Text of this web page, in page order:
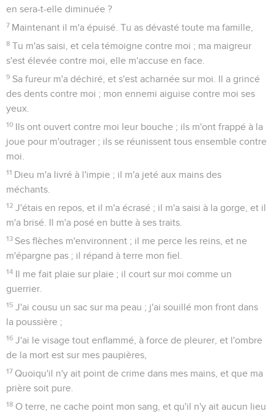
en sera-t-elle diminuée ?
7 Maintenant il m'a épuisé. Tu as dévasté toute ma famille,
8 Tu m'as saisi, et cela témoigne contre moi ; ma maigreur
s'est élevée contre moi, elle m'accuse en face.
9 Sa fureur m'a déchiré, et s'est acharnée sur moi. Il a grincé
des dents contre moi ; mon ennemi aiguise contre moi ses
yeux.
10 Ils ont ouvert contre moi leur bouche ; ils m'ont frappé à la
joue pour m'outrager ; ils se réunissent tous ensemble contre
moi.
11 Dieu m'a livré à l'impie ; il m'a jeté aux mains des
méchants.
12 J'étais en repos, et il m'a écrasé ; il m'a saisi à la gorge, et il
m'a brisé. Il m'a posé en butte à ses traits.
13 Ses flèches m'environnent ; il me perce les reins, et ne
m'épargne pas ; il répand à terre mon fiel.
14 Il me fait plaie sur plaie ; il court sur moi comme un
guerrier.
15 J'ai cousu un sac sur ma peau ; j'ai souillé mon front dans
la poussière ;
16 J'ai le visage tout enflammé, à force de pleurer, et l'ombre
de la mort est sur mes paupières,
17 Quoiqu'il n'y ait point de crime dans mes mains, et que ma
prière soit pure.
18 O terre, ne cache point mon sang, et qu'il n'y ait aucun lieu